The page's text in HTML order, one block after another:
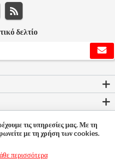
δελτίο
τις υπηρεσίες μας. Με τη
με τη χρήση των cookies.
περισσότερα